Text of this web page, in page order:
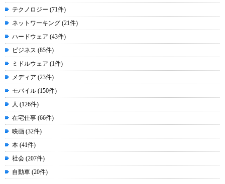
テクノロジー (71件)
ネットワーキング (21件)
ハードウェア (43件)
ビジネス (85件)
ミドルウェア (1件)
メディア (23件)
モバイル (150件)
人 (126件)
在宅仕事 (66件)
映画 (32件)
本 (41件)
社会 (207件)
自動車 (20件)